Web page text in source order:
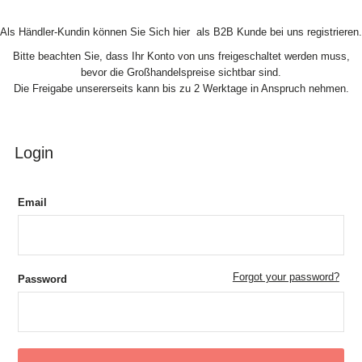
Als Händler-Kundin können Sie Sich hier als B2B Kunde bei uns registrieren.
Bitte beachten Sie, dass Ihr Konto von uns freigeschaltet werden muss,
bevor die Großhandelspreise sichtbar sind.
Die Freigabe unsererseits kann bis zu 2 Werktage in Anspruch nehmen.
Login
Email
Password Forgot your password?